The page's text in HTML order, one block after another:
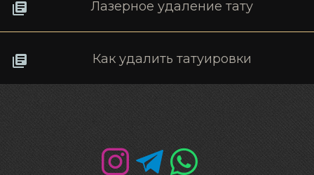
Лазерное удаление тату
Как удалить татуировки